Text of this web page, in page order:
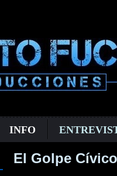
INFO
El Golpe